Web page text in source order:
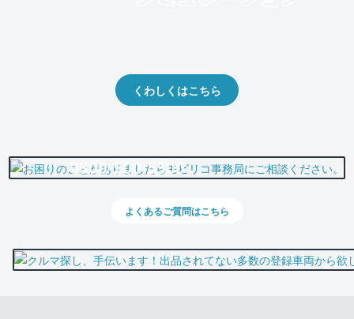
くわしくはこちら
0800-500-5500
よくあるご質問はこちら